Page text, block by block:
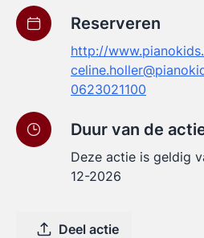
Reserveren
http://
0623021100
Duur van de
Deze actie is geldig
12-2026
Deel actie